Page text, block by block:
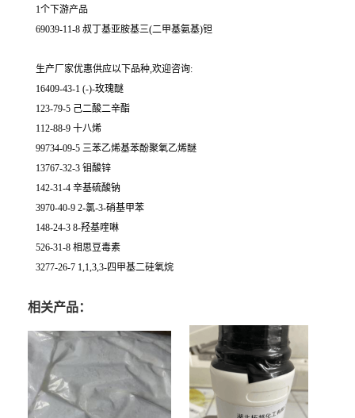
1个下游产品
69039-11-8 叔丁基亚胺基三(二甲基氨基)钽
生产厂家优惠供应以下品种,欢迎咨询:
16409-43-1 (-)-玫瑰醚
123-79-5 己二酸二辛酯
112-88-9 十八烯
99734-09-5 三苯乙烯基苯酚聚氧乙烯醚
13767-32-3 钼酸锌
142-31-4 辛基硫酸钠
3970-40-9 2-氯-3-硝基甲苯
148-24-3 8-羟基喹啉
526-31-8 相思豆毒素
3277-26-7 1,1,3,3-四甲基二硅氧烷
相关产品：